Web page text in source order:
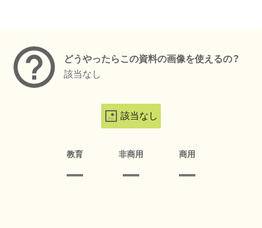
どうやったらこの資料の画像を使えるの？
該当なし
該当なし
教育 非商用 商用